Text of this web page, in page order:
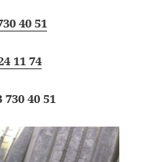
40 51
11 74
40 51